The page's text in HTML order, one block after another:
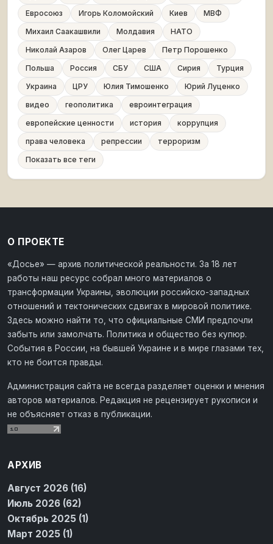
Евросоюз
Игорь Коломойский Киев
МВФ
Михаил Саакашвили
Молдавия
НАТО
Николай Азаров
Олег Царев
Петр Порошенко
Польша
Россия СБУ США Сирия
Турция
Украина
ЦРУ Юлия Тимошенко
Юрий Луценко
видео
геополитика
евроинтеграция
европейские ценности
история
коррупция
права человека
репрессии
терроризм
Показать все теги
О ПРОЕКТЕ
«Досье» — архив политической реальности. За 18 лет
работы наш ресурс собрал много материалов о
трансформации Украины, эволюции российско-западных
отношений и тектонических сдвигах в мировой политике.
Здесь можно найти то, что официальные СМИ предпочли
забыть или замолчать. Политика и общество без купюр.
События в России, на бывшей Украине и в мире глазами тех,
кто не боится правды.
Администрация сайта не всегда разделяет оценки и мнения
авторов материалов. Редакция не рецензирует рукописи и
не объясняет отказ в публикации.
АРХИВ
Август 2026 (16)
Июль 2026 (62)
Октябрь 2025 (1)
Март 2025 (1)